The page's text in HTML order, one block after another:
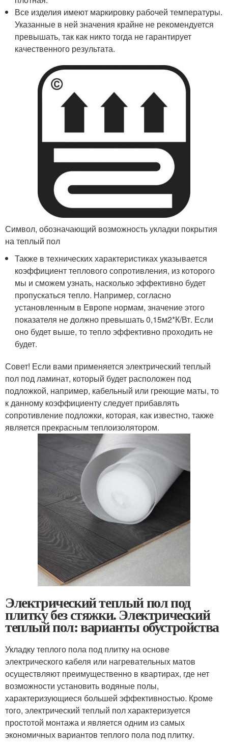
Все изделия имеют маркировку рабочей температуры.
Указанные в ней значения крайне не рекомендуется
превышать, так как никто тогда не гарантирует
качественного результата.
Символ, обозначающий возможность укладки покрытия
на теплый пол
Также в технических характеристиках указывается
коэффициент теплового сопротивления, из которого
мы и сможем узнать, насколько эффективно будет
пропускаться тепло. Например, согласно
установленным в Европе нормам, значение этого
показателя не должно превышать 0,15м2*К/Вт. Если
оно будет выше, то тепло эффективно проходить не
будет.
Совет! Если вами применяется электрический теплый
пол под ламинат, который будет расположен под
подложкой, например, кабельный или греющие маты, то
к данному коэффициенту следует прибавлять
сопротивление подложки, которая, как известно, также
является прекрасным теплоизолятором.
Электрический теплый пол под
плитку без стяжки. Электрический
теплый пол: варианты обустройства
Укладку теплого пола под плитку на основе
электрического кабеля или нагревательных матов
осуществляют преимущественно в квартирах, где нет
возможности установить водяные полы,
характеризующиеся большей эффективностью. Кроме
того, электрический теплый пол характеризуется
простотой монтажа и является одним из самых
экономичных вариантов теплого пола под плитку.